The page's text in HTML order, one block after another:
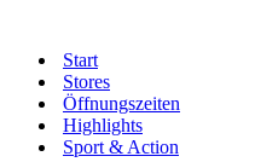
Start
Stores
Öffnungszeiten
Highlights
Sport & Action